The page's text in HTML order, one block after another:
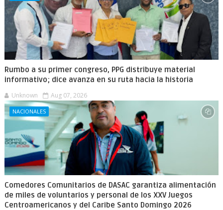
Rumbo a su primer congreso, PPG distribuye material
informativo; dice avanza en su ruta hacia la historia
Unknown Aug 07, 2026
NACIONALES
Comedores Comunitarios de DASAC garantiza alimentación
de miles de voluntarios y personal de los XXV Juegos
Centroamericanos y del Caribe Santo Domingo 2026